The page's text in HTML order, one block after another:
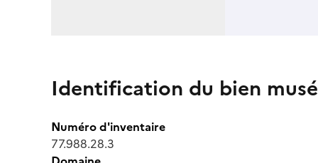
Identification du bien
Numéro d'inventaire
77.988.28.3